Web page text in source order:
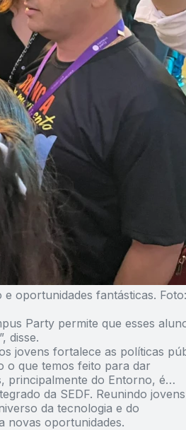
oportunidades fantásticas. Foto:
Party permite que esses
disse.
jovens fortalece as políticas
o que temos feito para dar
principalmente do Entorno, é
da SEDF. Reunindo
da tecnologia e do
novas oportunidades.